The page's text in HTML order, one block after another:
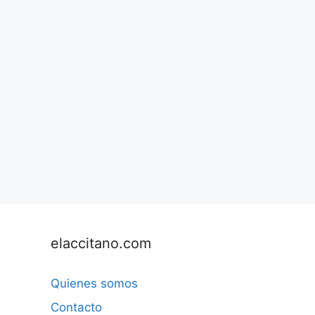
elaccitano.com
Quienes somos
Contacto